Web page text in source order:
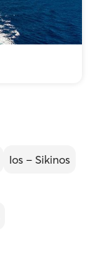
Ios – Sikinos